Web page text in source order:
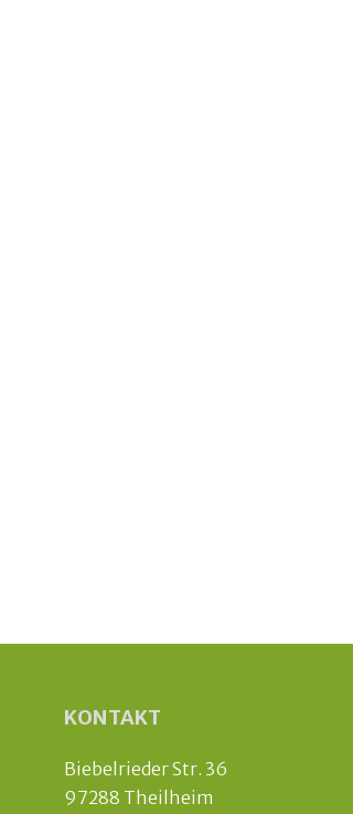
KONTAKT
Biebelrieder Str. 36
97288 Theilheim